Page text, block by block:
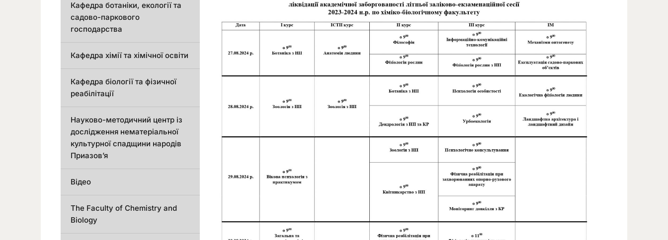
Кафедра ботаніки, екології та
садово-паркового
господарства
Кафедра хімії та хімічної освіти
Кафедра біології та фізичної
реабілітації
Науково-методичний центр із
дослідження нематеріальної
культурної спадщини народів
Приазов’я
Відео
The Faculty of Chemistry and
Biology